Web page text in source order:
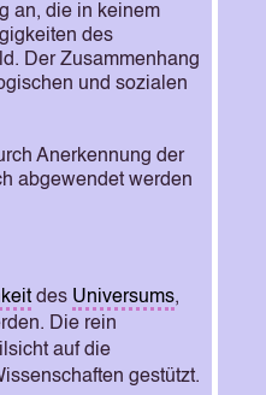
an, die in keinem
des
Der Zusammenhang
und sozialen
Anerkennung der
abgewendet werden
des Universums,
Die rein
auf die
gestützt.